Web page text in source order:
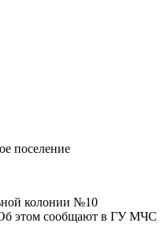
поселение
колонии №10
этом сообщают в ГУ МЧС